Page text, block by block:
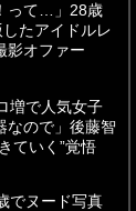
って…」28歳
したアイドルレ
影オファー
増で人気女子
なので」後藤智
ていく”覚悟
でヌード写真